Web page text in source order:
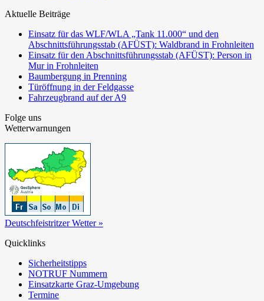
Aktuelle Beiträge
Einsatz für das WLF/WLA „Tank 11.000“ und den
Abschnittsführungsstab (AFÜST): Waldbrand in Frohnleiten
Einsatz für den Abschnittsführungsstab (AFÜST): Person in
Mur in Frohnleiten
Baumbergung in Prenning
Türöffnung in der Feldgasse
Fahrzeugbrand auf der A9
Folge uns
Wetterwarnungen
Deutschfeistritzer Wetter »
Quicklinks
Sicherheitstipps
NOTRUF Nummern
Einsatzkarte Graz-Umgebung
Termine